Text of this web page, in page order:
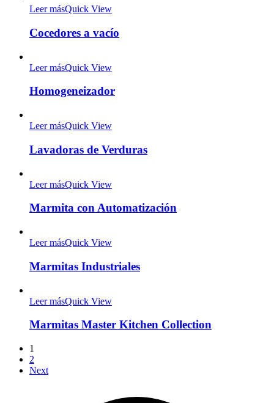
Leer másQuick View
Cocedores a vacío
Leer másQuick View
Homogeneizador
Leer másQuick View
Lavadoras de Verduras
Leer másQuick View
Marmita con Automatización
Leer másQuick View
Marmitas Industriales
Leer másQuick View
Marmitas Master Kitchen Collection
1
2
Next